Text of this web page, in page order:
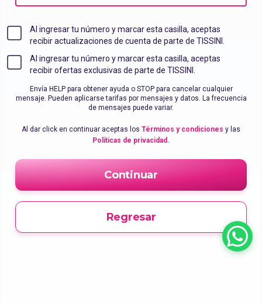
Al ingresar tu número y marcar esta casilla, aceptas
recibir actualizaciones de cuenta de parte de TISSINI.
Al ingresar tu número y marcar esta casilla, aceptas
recibir ofertas exclusivas de parte de TISSINI.
Envía HELP para obtener ayuda o STOP para cancelar cualquier
mensaje. Pueden aplicarse tarifas por mensajes y datos. La frecuencia
de mensajes puede variar.
Al dar click en continuar aceptas los Términos y condiciones y las
Políticas de privacidad.
Continuar
Regresar